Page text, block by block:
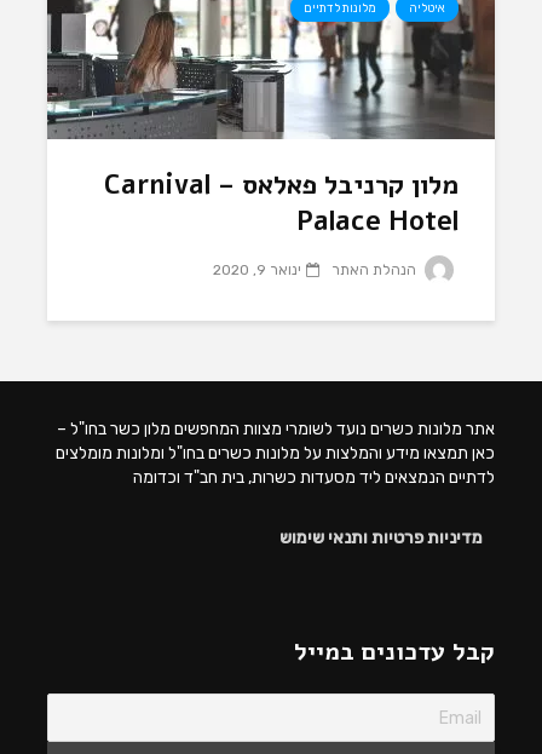
איטליה מלונות לדתיים
מלון קרניבל פאלאס – Carnival
Palace Hotel
הנהלת האתר ינואר 9, 2020
אתר מלונות כשרים נועד לשומרי מצוות המחפשים מלון כשר בחו"ל –
כאן תמצאו מידע והמלצות על מלונות כשרים בחו"ל ומלונות מומלצים
לדתיים הנמצאים ליד מסעדות כשרות, בית חב"ד וכדומה
מדיניות פרטיות ותנאי שימוש
קבל עדכונים במייל